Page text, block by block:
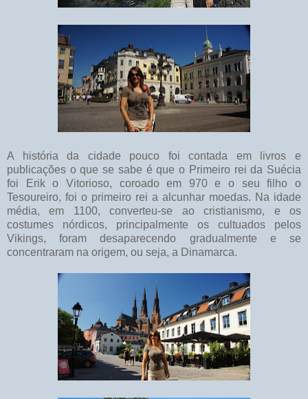
A história da cidade pouco foi contada em livros e
publicações o que se sabe é que o Primeiro rei da Suécia
foi Erik o Vitorioso, coroado em 970 e o seu filho o
Tesoureiro, foi o primeiro rei a alcunhar moedas. Na idade
média, em 1100, converteu-se ao cristianismo, e os
costumes nórdicos, principalmente os cultuados pelos
Vikings, foram desaparecendo gradualmente e se
concentraram na origem, ou seja, a Dinamarca.